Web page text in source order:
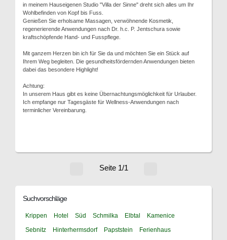
in meinem Hauseigenen Studio "Villa der Sinne" dreht sich alles um Ihr
Wohlbefinden von Kopf bis Fuss.
Genießen Sie erholsame Massagen, verwöhnende Kosmetik,
regenerierende Anwendungen nach Dr. h.c. P. Jentschura sowie
kraftschöpfende Hand- und Fusspflege.
Mit ganzem Herzen bin ich für Sie da und möchten Sie ein Stück auf
Ihrem Weg begleiten. Die gesundheitsfördernden Anwendungen bieten
dabei das besondere Highlight!
Achtung:
In unserem Haus gibt es keine Übernachtungsmöglichkeit für Urlauber.
Ich empfange nur Tagesgäste für Wellness-Anwendungen nach
terminlicher Vereinbarung.
Seite 1/1
Suchvorschläge
Krippen Hotel Süd Schmilka Elbtal
Kamenice
Sebnitz
Hinterhermsdorf Papststein Ferienhaus